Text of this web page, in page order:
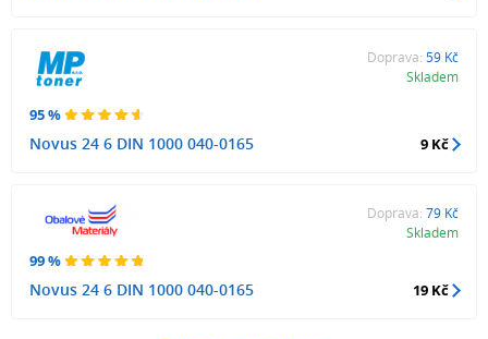
95 %
Novus 24 6 DIN 1000 040-0165
Doprava: 59 Kč
Skladem
9 Kč
99 %
Novus 24 6 DIN 1000 040-0165
Doprava: 79 Kč
Skladem
19 Kč